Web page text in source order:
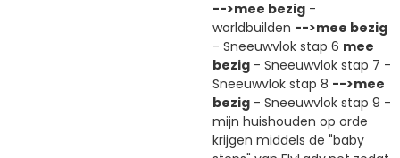
-->mee bezig -
worldbuilden -->mee bezig
- Sneeuwvlok stap 6 mee
bezig - Sneeuwvlok stap 7 -
Sneeuwvlok stap 8 -->mee
bezig - Sneeuwvlok stap 9 -
mijn huishouden op orde
krijgen middels de "baby